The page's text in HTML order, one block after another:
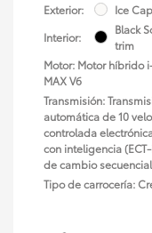
Exterior:
Ice Cap
Interior:
Black
trim
Motor: Motor híbrido
MAX V6
Transmisión:
automática de 10
controlada
con inteligencia
de cambio
Tipo de carrocería: